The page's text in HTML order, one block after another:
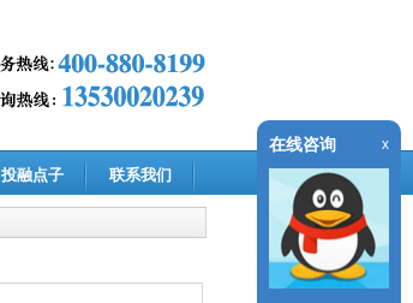
投融点子 联系我们
在线咨询 x